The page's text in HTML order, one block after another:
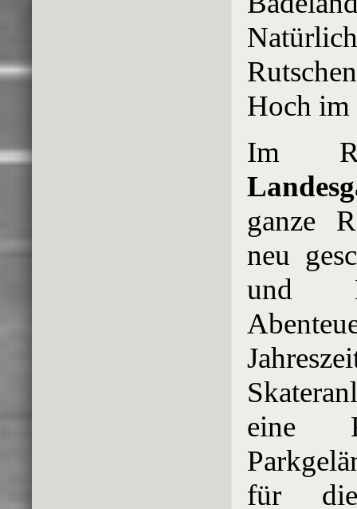
Hoch im
Im
ganze
neu
und
eine
für